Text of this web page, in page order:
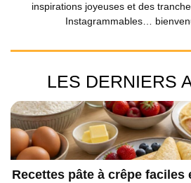
inspirations joyeuses et des
Instagrammables…
LES DERNIERS
Recettes pâte à crêpe faciles